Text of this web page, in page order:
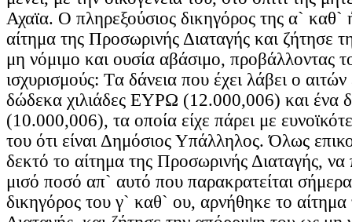
Αχαϊα. Ο πληρεξούσιος δικηγόρος της α` καθ`
αίτημα της Προσωρινής Διαταγής και ζήτησε
μη νόμιμο και ουσία αβάσιμο, προβάλλοντας
ισχυρισμούς: Tα δάνεια που έχει λάβει ο
δώδεκα χιλιάδες ΕΥΡΩ (12.000,006) και ένα
(10.000,006), τα οποία είχε πάρει με
του ότι είναι Δημόσιος Υπάλληλος. Όλως
δεκτό το αίτημα της Προσωρινής Διαταγής, να
μισό ποσό απ` αυτό που παρακρατείται
δικηγόρος του γ` καθ` ου, αρνήθηκε το